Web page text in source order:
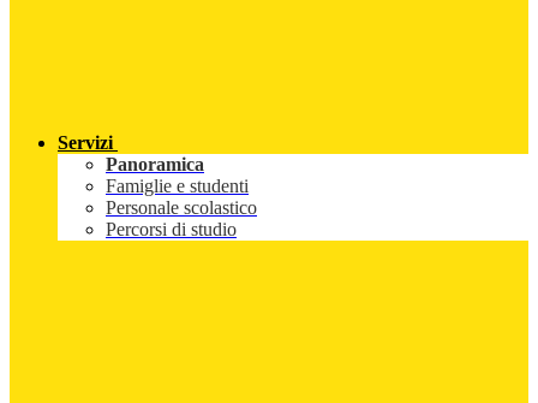
Servizi
Panoramica
Famiglie e studenti
Personale scolastico
Percorsi di studio